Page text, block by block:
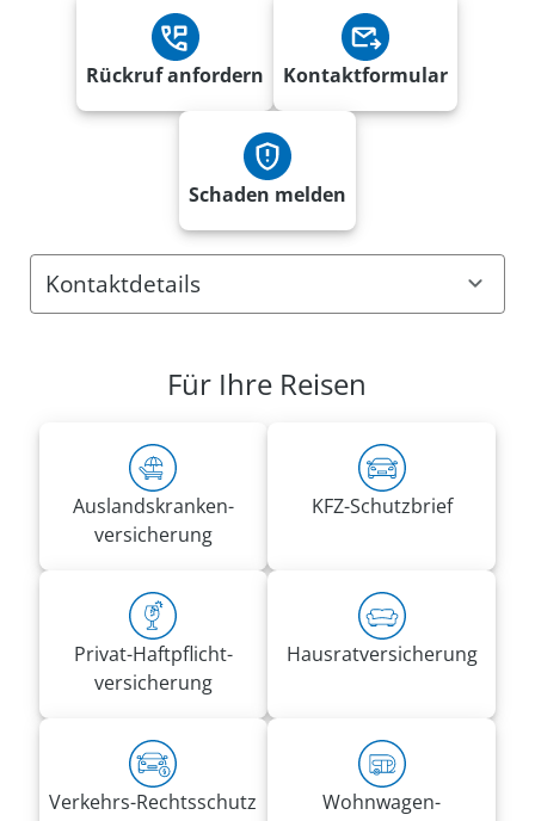
Rückruf anfordern Kontaktformular
Schaden melden
Kontaktdetails
Paul-Dessau-Str. 15
Rufnummern:
030 70762662
Mobil0171 1718210
philipp.rennefeld@vrk-ad.de
Für Ihre Reisen
Auslandskranken­
versicherung
KFZ-Schutzbrief
Privat-Haft­pflicht­
versicherung
Hausrat­versicherung
Verkehrs-Rechtsschutz
Wohnwagen­